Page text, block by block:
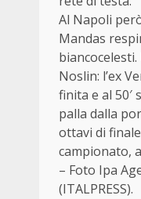
Al Napoli
Mandas
Noslin: l’ex
finita e al
palla dalla
ottavi di
campionato,
– Foto Ipa
(ITALPRESS).